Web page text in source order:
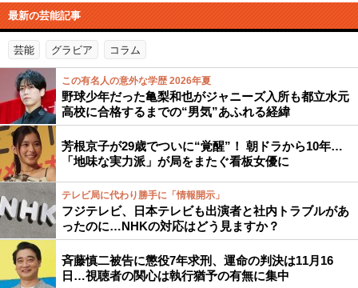
最新の芸能記事
芸能 グラビア コラム
この有名人の意外な学歴 2026年夏
野球少年だった亀梨和也がジャニーズ入所も都立水元
高校に合格するまでの“男気”あふれる経緯
芳根京子が29歳でついに“覚醒”！ 朝ドラから10年…
「地味な実力派」が局をまたぐ看板女優に
テレビ局に代わり勝手に「情報開示」
フジテレビ、日本テレビも出演者と社内トラブルがあ
ったのに…NHKの対応はどう見ますか？
斉藤慎二被告に懲役7年求刑、運命の判決は11月16
日…視聴者の関心は執行猶予の有無に集中